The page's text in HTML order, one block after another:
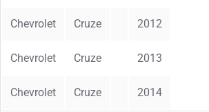
Chevrolet Cruze 2012
Chevrolet Cruze 2013
Chevrolet Cruze 2014